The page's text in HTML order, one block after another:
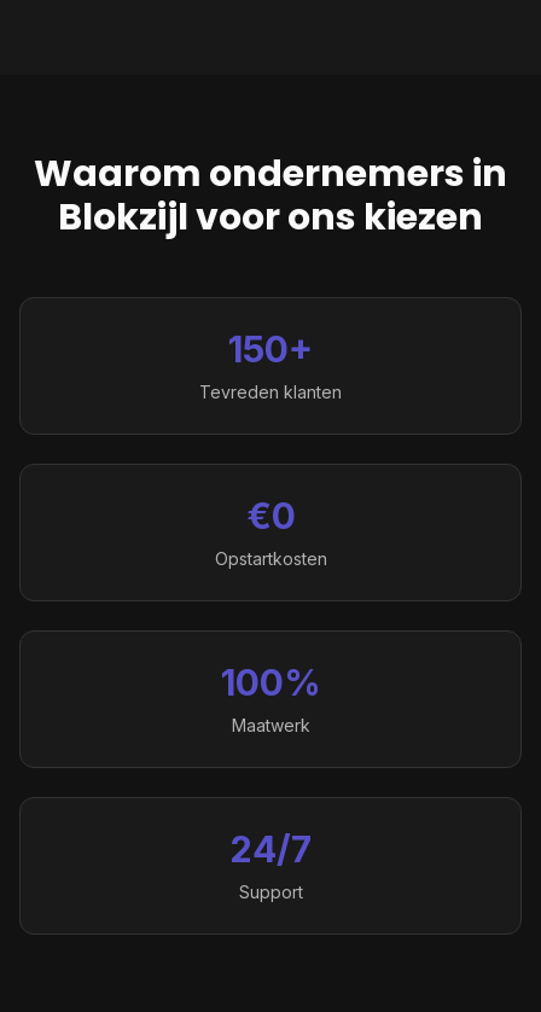
Waarom ondernemers in
Blokzijlvoor ons kiezen
150+
Tevreden klanten
€0
Opstartkosten
100%
Maatwerk
24/7
Support